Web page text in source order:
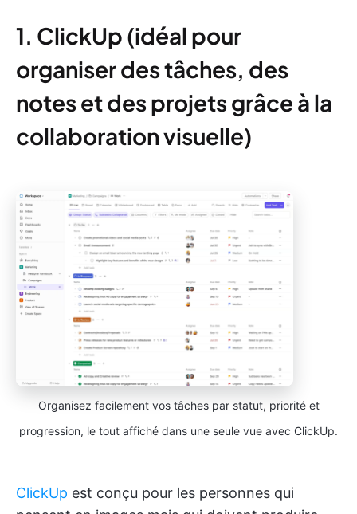
1. ClickUp (idéal pour
organiser des tâches, des
notes et des projets grâce à la
collaboration visuelle)
Organisez facilement vos tâches par statut, priorité et
progression, le tout affiché dans une seule vue avec ClickUp.
ClickUp est conçu pour les personnes qui